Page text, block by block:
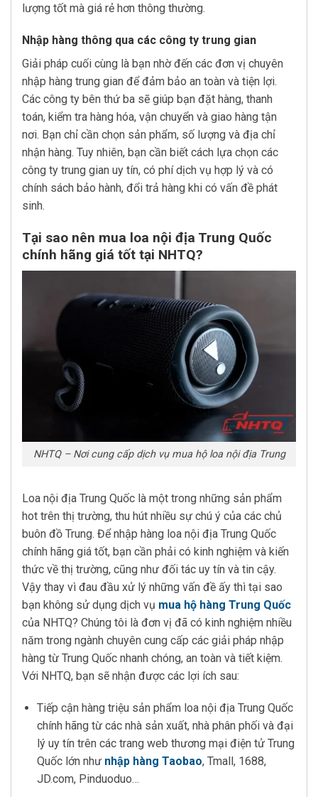
lượng tốt mà giá rẻ hơn thông thường.
Nhập hàng thông qua các công ty trung gian
Giải pháp cuối cùng là bạn nhờ đến các đơn vị chuyên
nhập hàng trung gian để đảm bảo an toàn và tiện lợi.
Các công ty bên thứ ba sẽ giúp bạn đặt hàng, thanh
toán, kiểm tra hàng hóa, vận chuyển và giao hàng tận
nơi. Bạn chỉ cần chọn sản phẩm, số lượng và địa chỉ
nhận hàng. Tuy nhiên, bạn cần biết cách lựa chọn các
công ty trung gian uy tín, có phí dịch vụ hợp lý và có
chính sách bảo hành, đổi trả hàng khi có vấn đề phát
sinh.
Tại sao nên mua loa nội địa Trung Quốc
chính hãng giá tốt tại NHTQ?
NHTQ – Nơi cung cấp dịch vụ mua hộ loa nội địa Trung
Loa nội địa Trung Quốc là một trong những sản phẩm
hot trên thị trường, thu hút nhiều sự chú ý của các chủ
buôn đồ Trung. Để nhập hàng loa nội địa Trung Quốc
chính hãng giá tốt, bạn cần phải có kinh nghiệm và kiến
thức về thị trường, cũng như đối tác uy tín và tin cậy.
Vậy thay vì đau đầu xử lý những vấn đề ấy thì tại sao
bạn không sử dụng dịch vụ mua hộ hàng Trung Quốc
của NHTQ? Chúng tôi là đơn vị đã có kinh nghiệm nhiều
năm trong ngành chuyên cung cấp các giải pháp nhập
hàng từ Trung Quốc nhanh chóng, an toàn và tiết kiệm.
Với NHTQ, bạn sẽ nhận được các lợi ích sau:
Tiếp cận hàng triệu sản phẩm loa nội địa Trung Quốc
chính hãng từ các nhà sản xuất, nhà phân phối và đại
lý uy tín trên các trang web thương mại điện tử Trung
Quốc lớn như nhập hàng Taobao, Tmall, 1688,
JD.com, Pinduoduo…